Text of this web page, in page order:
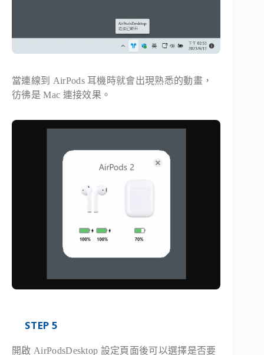
當連線到 AirPods 耳機時就會出現熟悉的動畫，
彷彿是 Mac 連接效果。
STEP 5
開啟 AirPodsDesktop 設定頁面後可以選擇是否要